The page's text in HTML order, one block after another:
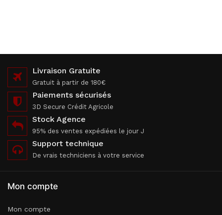
Livraison Gratuite
Gratuit à partir de 180€
Paiements sécurisés
3D Secure Crédit Agricole
Stock Agence
95% des ventes expédiées le jour J
Support technique
De vrais techniciens à votre service
Mon compte
Mon compte